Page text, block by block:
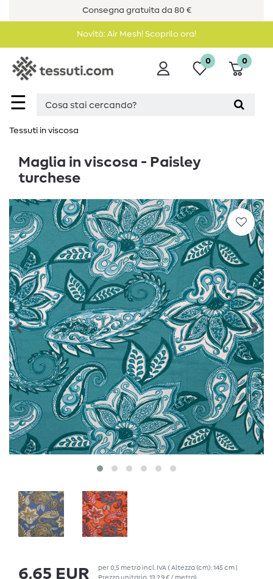
Consegna gratuita da 80 €
Novità: Air Mesh! Scoprilo ora!
☰
0 0
Tessuti in viscosa
Maglia in viscosa - Paisley
turchese
6,65 EUR per0,5 metroincl. IVA( Altezza (cm): 145 cm |
Prezzo unitario 13,29 € / metro)